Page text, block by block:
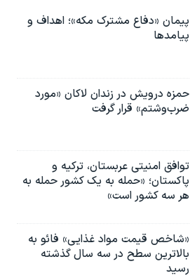
پیمان «دفاع مشترک مکه»؛ اهداف و
پیامدها
حمزه درویش در زندان لاکان «مورد
ضرب‌وشتم» قرار گرفت
توافق امنیتی عربستان، ترکیه و
پاکستان؛ «حمله به یک کشور حمله به
هر سه کشور است»
«شاخص قیمت مواد غذایی» فائو به
بالاترین سطح در سه سال گذشته
رسید